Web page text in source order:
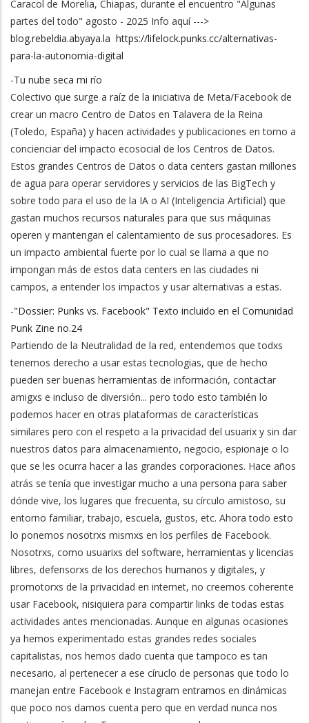
Caracol de Morelia, Chiapas, durante el encuentro "Algunas
partes del todo" agosto - 2025 Info aquí --->
blog.rebeldia.abyaya.la https://lifelock.punks.cc/alternativas-
para-la-autonomia-digital
-Tu nube seca mi río
Colectivo que surge a raíz de la iniciativa de Meta/Facebook de
crear un macro Centro de Datos en Talavera de la Reina
(Toledo, España) y hacen actividades y publicaciones en torno a
concienciar del impacto ecosocial de los Centros de Datos.
Estos grandes Centros de Datos o data centers gastan millones
de agua para operar servidores y servicios de las BigTech y
sobre todo para el uso de la IA o AI (Inteligencia Artificial) que
gastan muchos recursos naturales para que sus máquinas
operen y mantengan el calentamiento de sus procesadores. Es
un impacto ambiental fuerte por lo cual se llama a que no
impongan más de estos data centers en las ciudades ni
campos, a entender los impactos y usar alternativas a estas.
-"Dossier: Punks vs. Facebook" Texto incluido en el Comunidad
Punk Zine no.24
Partiendo de la Neutralidad de la red, entendemos que todxs
tenemos derecho a usar estas tecnologias, que de hecho
pueden ser buenas herramientas de información, contactar
amigxs e incluso de diversión... pero todo esto también lo
podemos hacer en otras plataformas de características
similares pero con el respeto a la privacidad del usuarix y sin dar
nuestros datos para almacenamiento, negocio, espionaje o lo
que se les ocurra hacer a las grandes corporaciones. Hace años
atrás se tenía que investigar mucho a una persona para saber
dónde vive, los lugares que frecuenta, su círculo amistoso, su
entorno familiar, trabajo, escuela, gustos, etc. Ahora todo esto
lo ponemos nosotrxs mismxs en los perfiles de Facebook.
Nosotrxs, como usuarixs del software, herramientas y licencias
libres, defensorxs de los derechos humanos y digitales, y
promotorxs de la privacidad en internet, no creemos coherente
usar Facebook, nisiquiera para compartir links de todas estas
actividades antes mencionadas. Aunque en algunas ocasiones
ya hemos experimentado estas grandes redes sociales
capitalistas, nos hemos dado cuenta que tampoco es tan
necesario, al pertenecer a ese círuclo de personas que todo lo
manejan entre Facebook e Instagram entramos en dinámicas
que poco nos damos cuenta pero que en verdad nunca nos